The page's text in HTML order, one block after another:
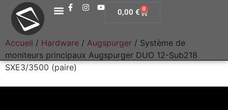
0,00 € 0
Accueil / Hardware / Augspurger / Système de
moniteurs principaux Augspurger DUO 12-Sub218
SXE3/3500 (paire)